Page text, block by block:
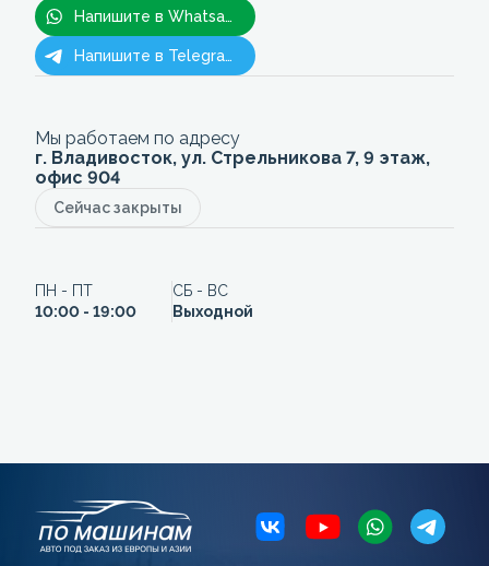
Напишите в Whatsapp
Напишите в Telegram
Мы работаем по адресу
г. Владивосток, ул. Стрельникова 7, 9 этаж,
офис 904
Сейчас закрыты
ПН - ПТ
10:00 - 19:00
СБ - ВС
Выходной